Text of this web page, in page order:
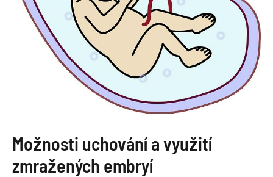
Možnosti uchování a využití
zmražených embryí